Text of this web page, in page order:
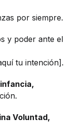
por siempre.
y poder ante el
tu intención].
Voluntad,